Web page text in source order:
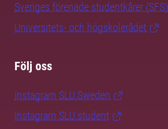
Sveriges förenade studentkårer (SFS)
Universitets- och högskolerådet
Följ oss
Instagram SLU.Sweden
Instagram SLU.student